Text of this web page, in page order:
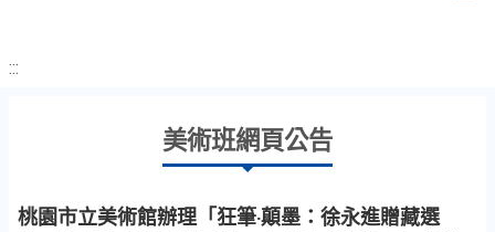
:::
美術班網頁公告
桃園市立美術館辦理「狂筆‧顛墨：徐永進贈藏選